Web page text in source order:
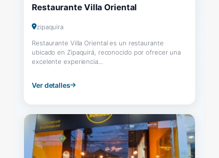
Restaurante Villa Oriental
zipaquira
Restaurante Villa Oriental es un restaurante
ubicado en Zipaquirá, reconocido por ofrecer una
excelente experiencia...
Ver detalles